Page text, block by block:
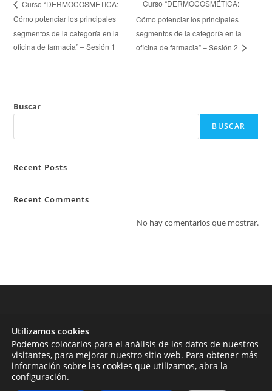
Curso “DERMOCOSMÉTICA:
Cómo potenciar los principales
segmentos de la categoría en la
oficina de farmacia” – Sesión 1
Curso “DERMOCOSMÉTICA:
Cómo potenciar los principales
segmentos de la categoría en la
oficina de farmacia” – Sesión 2
Buscar
BUSCAR
Recent Posts
Recent Comments
No hay comentarios que mostrar.
Utilizamos cookies
Podemos colocarlos para el análisis de los datos de nuestros
visitantes, para mejorar nuestro sitio web. Para obtener más
información sobre las cookies que utilizamos, abra la
configuración.